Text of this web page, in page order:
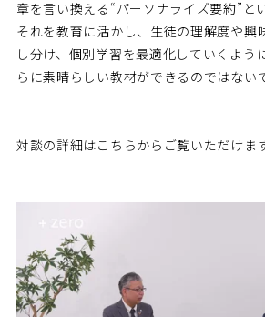
章を言い換える“パーソナライズ要約”と
それを教育に活かし、生徒の理解度や興
し分け、個別学習を最適化していくよう
らに素晴らしい教材ができるのではない
対談の詳細はこちらからご覧いただけます